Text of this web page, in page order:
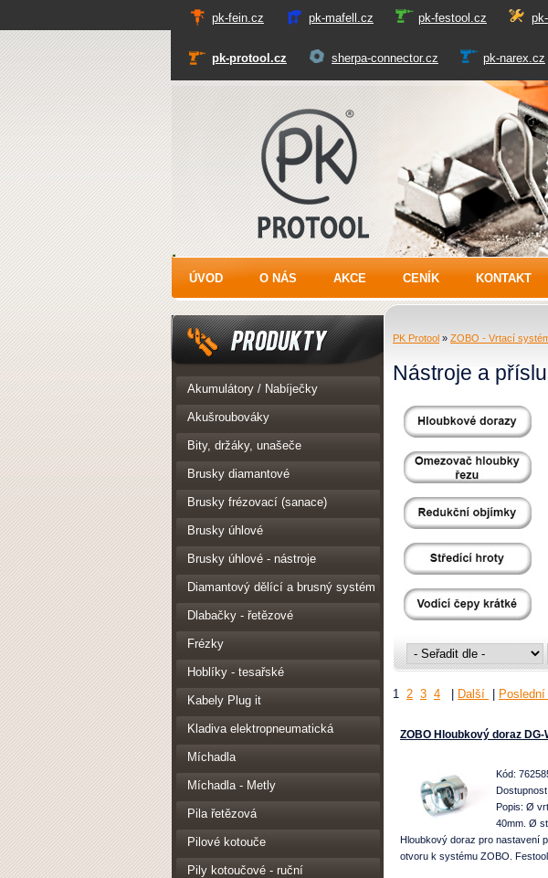
pk-fein.cz pk-mafell.cz pk-festool.cz
pk-protool.cz sherpa-connector.cz pk-narex.cz
PK Protool
ÚVOD O NÁS AKCE CENÍK KONTAKT
Produkty
Akumulátory / Nabíječky
Akušroubováky
Bity, držáky, unašeče
Brusky diamantové
Brusky frézovací (sanace)
Brusky úhlové
Brusky úhlové - nástroje
Diamantový dělící a brusný systém
Dlabačky - řetězové
Frézky
Hoblíky - tesařské
Kabely Plug it
Kladiva elektropneumatická
Míchadla
Míchadla - Metly
Pila řetězová
Pilové kotouče
Pily kotoučové - ruční
PK Protool » ZOBO - Vrtací
Nástroje a
1 2 3 4 Další Poslední
ZOBO Hloubkový doraz DG-
Kód:
Dostupnost:
Popis: Ø
40mm. Ø
Hloubkový doraz pro nastavení
otvoru k systému ZOBO. Festool